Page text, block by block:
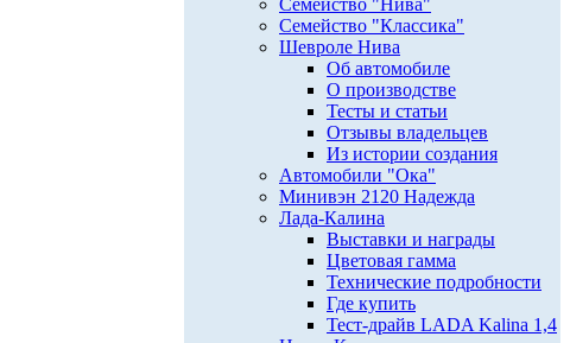
Семейство "Нива"
Семейство "Классика"
Шевроле Нива
Об автомобиле
О производстве
Тесты и статьи
Отзывы владельцев
Из истории создания
Автомобили "Ока"
Минивэн 2120 Надежда
Лада-Калина
Выставки и награды
Цветовая гамма
Технические подробности
Где купить
Тест-драйв LADA Kalina 1,4